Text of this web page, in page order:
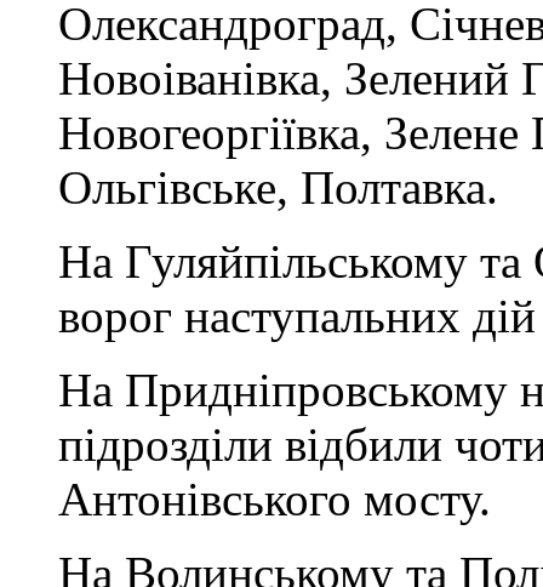
Олександроград,
Новоіванівка, Зелений
Новогеоргіївка,
Ольгівське, Полтавка.
На Гуляйпільському та
ворог наступальних
На Придніпровському
підрозділи відбили
Антонівського мосту.
На Волинському та